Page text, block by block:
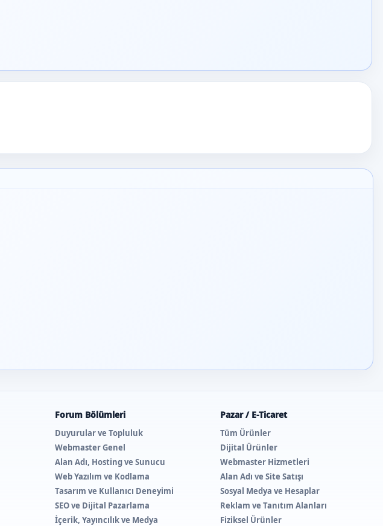
Forum Bölümleri
Duyurular ve Topluluk
Webmaster Genel
Alan Adı, Hosting ve Sunucu
Web Yazılım ve Kodlama
Tasarım ve Kullanıcı Deneyimi
SEO ve Dijital Pazarlama
İçerik, Yayıncılık ve Medya
Pazar / E-Ticaret
Tüm Ürünler
Dijital Ürünler
Webmaster Hizmetleri
Alan Adı ve Site Satışı
Sosyal Medya ve Hesaplar
Reklam ve Tanıtım Alanları
Fiziksel Ürünler